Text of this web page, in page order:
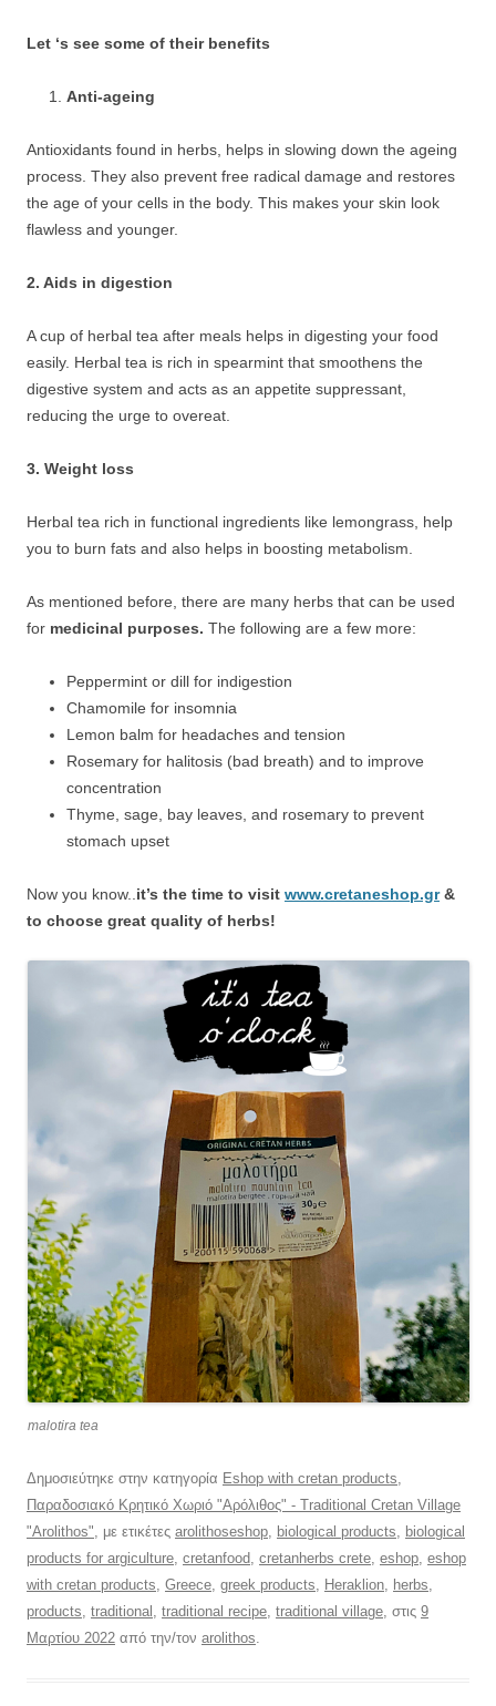
Let ‘s see some of their benefits
Anti-ageing
Antioxidants found in herbs, helps in slowing down the ageing
process. They also prevent free radical damage and restores
the age of your cells in the body. This makes your skin look
flawless and younger.
2. Aids in digestion
A cup of herbal tea after meals helps in digesting your food
easily. Herbal tea is rich in spearmint that smoothens the
digestive system and acts as an appetite suppressant,
reducing the urge to overeat.
3. Weight loss
Herbal tea rich in functional ingredients like lemongrass, help
you to burn fats and also helps in boosting metabolism.
As mentioned before, there are many herbs that can be used
for medicinal purposes. The following are a few more:
Peppermint or dill for indigestion
Chamomile for insomnia
Lemon balm for headaches and tension
Rosemary for halitosis (bad breath) and to improve
concentration
Thyme, sage, bay leaves, and rosemary to prevent
stomach upset
Now you know.. it’s the time to visit www.cretaneshop.gr&
to choose great quality of herbs!
malotira tea
Δημοσιεύτηκε στην κατηγορία Eshop with cretan products,
Παραδοσιακό Κρητικό Χωριό "Αρόλιθος" - Traditional Cretan Village
"Arolithos", με ετικέτες arolithoseshop, biological products, biological
products for argiculture, cretanfood, cretanherbs crete, eshop, eshop
with cretan products, Greece, greek products, Heraklion, herbs,
products, traditional , traditional recipe, traditional village, στις 9
Μαρτίου 2022 από την/τον arolithos.